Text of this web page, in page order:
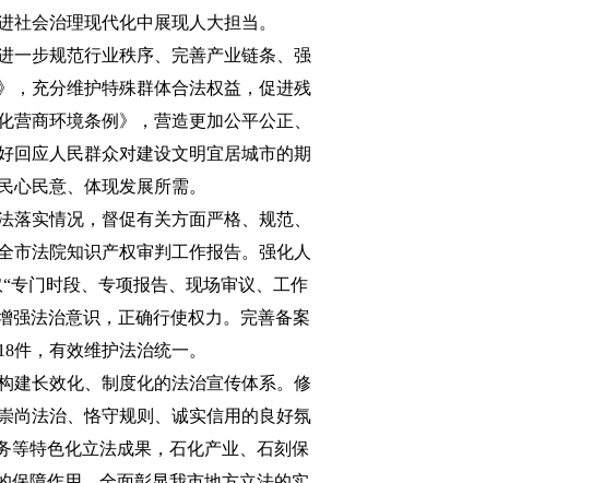
会治理现代化中展现人大担当。
一步规范行业秩序、完善产业链条、强
，充分维护特殊群体合法权益，促进残
商环境条例》，营造更加公平公正、
回应人民群众对建设文明宜居城市的期
民意、体现发展所需。
实情况，督促有关方面严格、规范、
市法院知识产权审判工作报告。强化人
专门时段、专项报告、现场审议、工作
强法治意识，正确行使权力。完善备案
，有效维护法治统一。
建长效化、制度化的法治宣传体系。修
尚法治、恪守规则、诚实信用的良好氛
等特色化立法成果，石化产业、石刻保